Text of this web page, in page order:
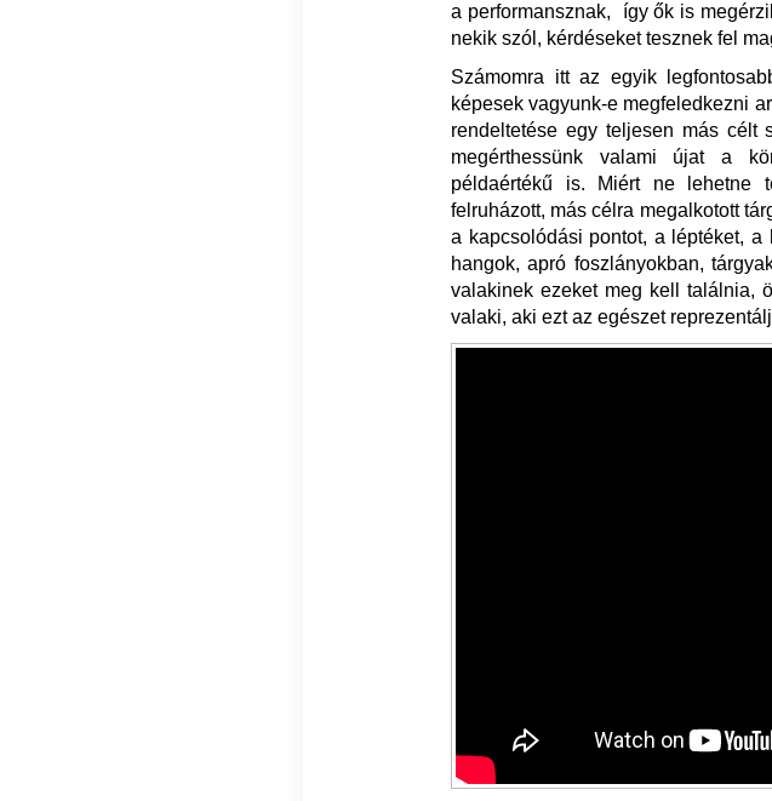
a performansznak, így ők is
nekik szól, kérdéseket tesznek fel
Számomra itt az egyik
képesek vagyunk-e megfeledkezni
rendeltetése egy teljesen más célt
megérthessünk valami újat a
példaértékű is. Miért ne lehetne
felruházott, más célra megalkotott
a kapcsolódási pontot, a léptéket,
hangok, apró foszlányokban,
valakinek ezeket meg kell találnia,
valaki, aki ezt az egészet